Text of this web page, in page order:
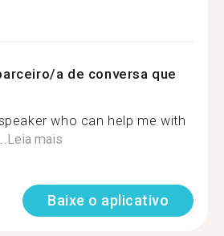
a de conversa que
who can help me with
Leia mais
Baixe o aplicativo